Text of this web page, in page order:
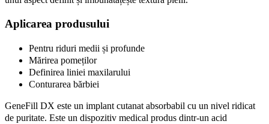
Aplicarea produsului
Pentru riduri medii și profunde
Mărirea pomeților
Definirea liniei maxilarului
Conturarea bărbiei
GeneFill DX este un implant cutanat absorbabil cu un nivel ridicat
de puritate. Este un dispozitiv medical produs dintr-un acid